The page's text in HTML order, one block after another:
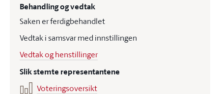
Behandling og vedtak
Saken er ferdigbehandlet
Vedtak i samsvar med innstillingen
Vedtak og henstillinger
Slik stemte representantene
Voteringsoversikt